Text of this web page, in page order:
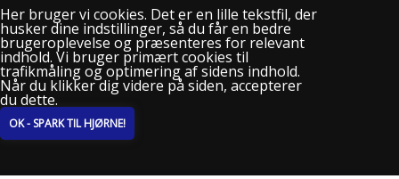
Lundtoftevej 61
2800 Kgs. Lyngby
Telefon: 2228 1921
info@lyngby-boldklub.dk
Her bruger vi cookies. Det er en lille tekstfil, der
husker dine indstillinger, så du får en bedre
brugeroplevelse og præsenteres for relevant
indhold. Vi bruger primært cookies til
trafikmåling og optimering af sidens indhold.
Når du klikker dig videre på siden, accepterer
du dette.